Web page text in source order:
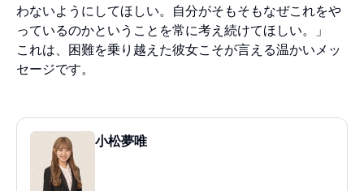
わないようにしてほしい。自分がそもそもなぜこれをや
っているのかということを常に考え続けてほしい。」
これは、困難を乗り越えた彼女こそが言える温かいメッ
セージです。
小松夢唯